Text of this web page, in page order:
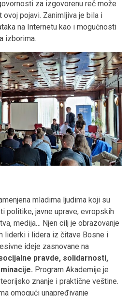
za izgovorenu reč može
ovoj pojavi. Zanimljiva je bila i
na Internetu kao i mogućnosti
izborima.
mladima ljudima koji su
politike, javne uprave, evropskih
medija… Njen cilj je obrazovanje
liderki i lidera iz čitave Bosne i
ideje zasnovane na
pravde, solidarnosti,
Program Akademije je
znanje i praktične veštine.
omogući unapređivanje